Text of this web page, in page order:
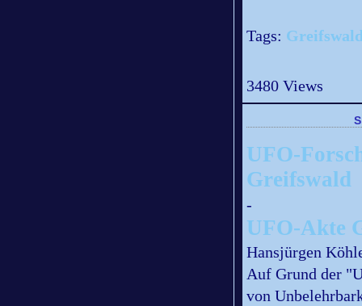
Tags:
3480 Views
UFO-
Greifswald
-
UFO-Akte
Hansjürgen
Auf Grund der
von